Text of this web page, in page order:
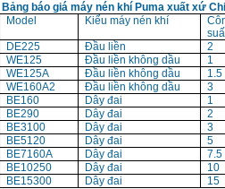
Bảng báo giá máy nén khí Puma xuất xứ
Model
Kiểu máy nén khí
DE225
Đầu liền
2
WE125
Đầu liền không dầu
1
WE125A
Đầu liền không dầu
1.5
WE160A2
Đầu liền không dầu
3
BE160
Dây đai
1
BE290
Dây đai
2
BE3100
Dây đai
3
BE5120
Dây đai
5
BE7160A
Dây đai
7.5
BE10250
Dây đai
10
BE15300
Dây đai 15